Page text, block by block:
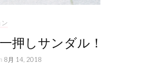
押しサンダル！
8月 14, 2018